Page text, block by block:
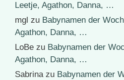
Leetje, Agathon, Danna, …
mgl zu Babynamen der
Agathon, Danna, …
LoBe zu Babynamen der
Agathon, Danna, …
Sabrinazu Babynamen der